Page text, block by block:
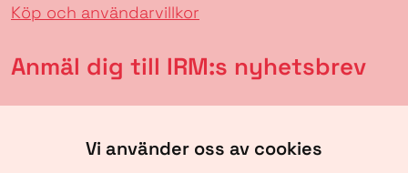
Vi använder oss av cookies
Köp och användarvillkor
Anmäl dig till IRM:s nyhetsbrev